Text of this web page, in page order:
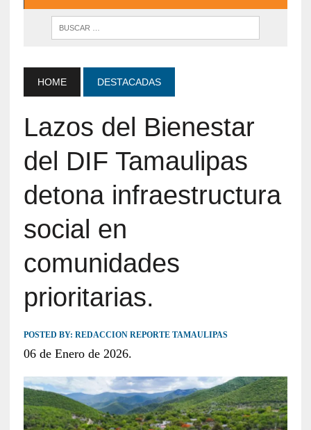
HOME DESTACADAS
Lazos del Bienestar
del DIF Tamaulipas
detona infraestructura
social en
comunidades
prioritarias.
POSTED BY: REDACCION REPORTE TAMAULIPAS
06 de Enero de 2026.